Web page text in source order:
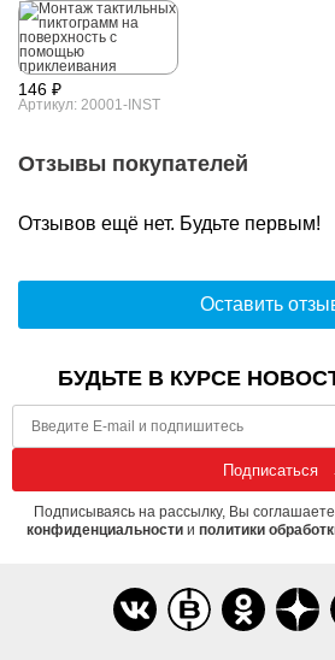
146 ₽
Артикул: 20001-INST
Отзывы покупателей
Отзывов ещё нет. Будьте первым!
Оставить
БУДЬТЕ В КУРСЕ
Подписаться
Подписываясь на рассылку, Вы
конфиденциальностии политики